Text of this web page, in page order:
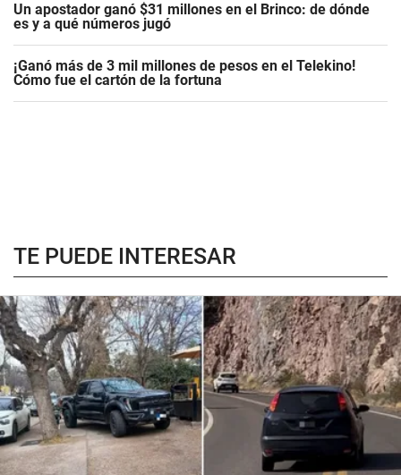
Un apostador ganó $31 millones en el Brinco: de dónde
es y a qué números jugó
¡Ganó más de 3 mil millones de pesos en el Telekino!
Cómo fue el cartón de la fortuna
TE PUEDE INTERESAR